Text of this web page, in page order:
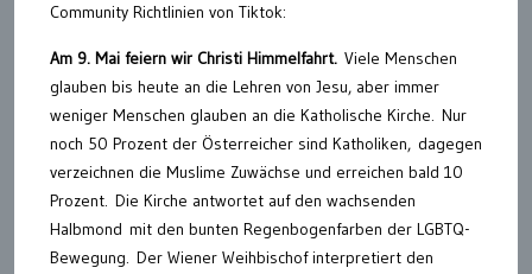
Community Richtlinien von Tiktok:
Am 9. Mai feiern wir Christi Himmelfahrt. Viele Menschen
glauben bis heute an die Lehren von Jesu, aber immer
weniger Menschen glauben an die Katholische Kirche. Nur
noch 50 Prozent der Österreicher sind Katholiken, dagegen
verzeichnen die Muslime Zuwächse und erreichen bald 10
Prozent. Die Kirche antwortet auf den wachsenden
Halbmond mit den bunten Regenbogenfarben der LGBTQ-
Bewegung. Der Wiener Weihbischof interpretiert den